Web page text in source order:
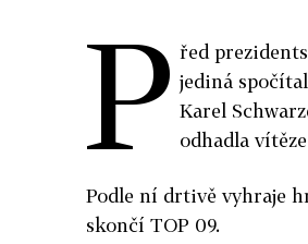
P řed
jediná
Karel
odhadla
Podle ní drtivě vyhraje
skončí TOP 09.